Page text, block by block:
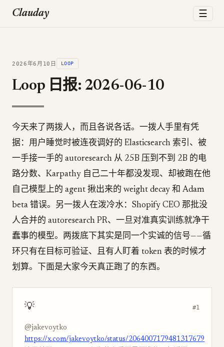
Clauday ☰
2026年6月10日 LOOP
Loop 日报: 2026-06-10
今天来了两拨人，而且各说各话。一拨人手里有凭
据：用户睡觉时被连夜调好的 Elasticsearch 索引、被
一手接一手的 autoresearch 从 25B 压到不到 2B 的电
路分数、Karpathy 自己二十年都没发现、却被跑在他
自己模型上的 agent 揪出来的 weight decay 和 Adam
beta 错误。另一拨人在泼冷水：Shopify CEO 那批没
人合并的 autoresearch PR、一旦对准真实训练就净干
蠢事的模型。两拨底下其实是同一个实诚的信号——循
环只有在目标可验证、且有人盯着 token 表的时候才
划算。下面是大家今天真正跑了的东西。
💡 #1
@jakevoytko
https://x.com/jakevoytko/status/2064007179481317679